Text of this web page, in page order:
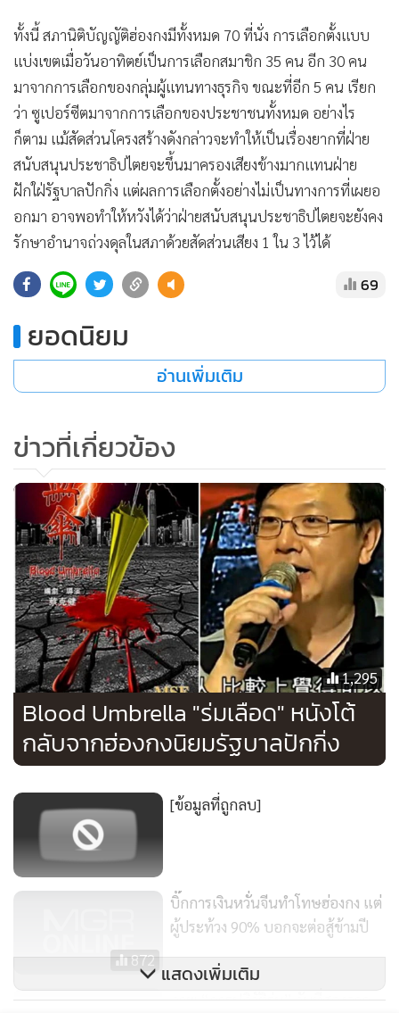
ทั้งนี้ สภานิติบัญญัติฮ่องกงมีทั้งหมด 70 ที่นั่ง การเลือกตั้งแบบ
แบ่งเขตเมื่อวันอาทิตย์เป็นการเลือกสมาชิก 35 คน อีก 30 คน
มาจากการเลือกของกลุ่มผู้แทนทางธุรกิจ ขณะที่อีก 5 คน เรียก
ว่า ซูเปอร์ซีตมาจากการเลือกของประชาชนทั้งหมด อย่างไร
ก็ตาม แม้สัดส่วนโครงสร้างดังกล่าวจะทำให้เป็นเรื่องยากที่ฝ่าย
สนับสนุนประชาธิปไตยจะขึ้นมาครองเสียงข้างมากแทนฝ่าย
ฝักใฝ่รัฐบาลปักกิ่ง แต่ผลการเลือกตั้งอย่างไม่เป็นทางการที่เผยอ
อกมา อาจพอทำให้หวังได้ว่าฝ่ายสนับสนุนประชาธิปไตยจะยังคง
รักษาอำนาจถ่วงดุลในสภาด้วยสัดส่วนเสียง 1 ใน 3 ไว้ได้
69
ยอดนิยม
อ่านเพิ่มเติม
ข่าวที่เกี่ยวข้อง
1,295
Blood Umbrella "ร่มเลือด" หนังโต้
กลับจากฮ่องกงนิยมรัฐบาลปักกิ่ง
[ข้อมูลที่ถูกลบ]
872
บิ๊กการเงินหวั่นจีนทำโทษฮ่องกง แต่
ผู้ประท้วง 90% บอกจะต่อสู้ข้ามปี
ภาพ “การปฏิวัติร่ม” วันที่สองจาก
แสดงเพิ่มเติม